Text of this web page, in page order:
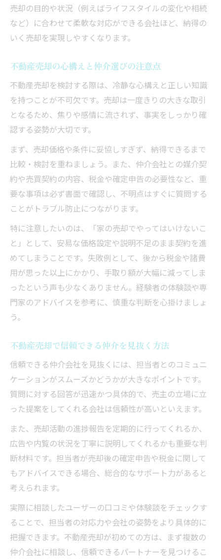
売却の目的や状況（例えばライフスタイルの変化や相続
など）に合わせて柔軟な対応ができる会社ほど、納得の
いく売却を実現しやすくなります。
不動産売却の心構えと仲介選びの注意点
不動産売却を検討する際は、冷静な心構えと正しい知識
を持つことが不可欠です。売却は一度きりの大きな取引
となるため、焦りや感情に流されず、事実をしっかり確
認する姿勢が大切です。
まず、売却価格や条件に妥協しすぎず、納得できるまで
比較・検討を重ねましょう。また、仲介会社との媒介契
約や売買契約の内容、税金や確定申告の必要性など、重
要な事項は必ず書面で確認し、不明点はすぐに質問する
ことがトラブル防止につながります。
特に注意したいのは、「家の売却でやってはいけないこ
と」として、安易な価格設定や説明不足のまま契約を進
めてしまうことです。失敗例として、後から税金や諸費
用が思った以上にかかり、手取り額が大幅に減ってしま
ったという声も少なくありません。経験者の体験談や専
門家のアドバイスを参考に、慎重な判断を心掛けましょ
う。
不動産売却で信頼できる仲介を見抜く方法
信頼できる仲介会社を見抜くには、担当者とのコミュニ
ケーションがスムーズかどうかが大きなポイントです。
質問に対する回答が迅速かつ具体的で、売主の立場に立
った提案をしてくれる会社は信頼性が高いといえます。
また、売却活動の進捗報告を定期的に行ってくれるか、
広告や内覧の状況を丁寧に説明してくれるかも重要な判
断材料です。担当者が売却後の確定申告や税金に関して
もアドバイスできる場合、総合的なサポート力があると
考えられます。
実際に相談したユーザーの口コミや体験談をチェックす
ることで、担当者の対応力や会社の姿勢をより具体的に
把握できます。不動産売却が初めての方は、まず複数の
仲介会社に相談し、信頼できるパートナーを見つけるこ